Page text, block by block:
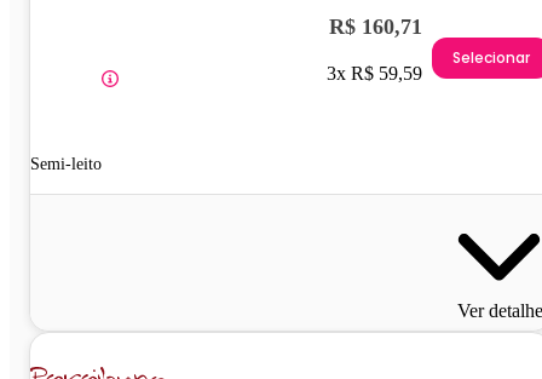
Semi-leito
R$ 160,71
3x R$ 59,59
Selecionar
Ver